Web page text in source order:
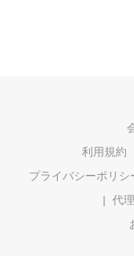
利用規約
プライバシーポリシ
代